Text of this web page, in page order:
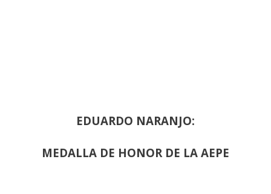
EDUARDO NARANJO:
MEDALLA DE HONOR DE LA AEPE